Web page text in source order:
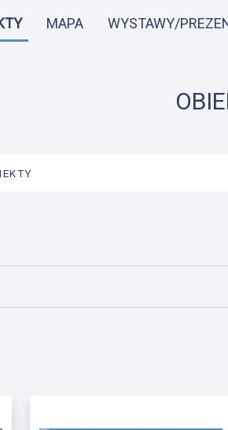
MAPA WYSTAWY/